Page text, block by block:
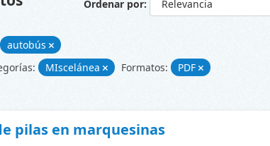
Ordenar por
autobús
MIscelánea Formatos: PDF
pilas en marquesinas